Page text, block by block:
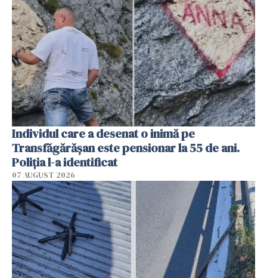
Individul care a desenat o inimă pe
Transfăgărășan este pensionar la 55 de ani.
Poliția l-a identificat
07 AUGUST 2026